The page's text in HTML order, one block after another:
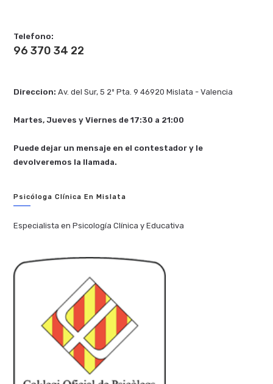
Telefono:
96 370 34 22
Direccion:Av. del Sur, 5 2º Pta. 9 46920 Mislata - Valencia
Martes, Jueves y Viernes de 17:30 a 21:00
Puede dejar un mensaje en el contestador y le
devolveremos la llamada.
Psicóloga Clínica En Mislata
Especialista en Psicología Clínica y Educativa